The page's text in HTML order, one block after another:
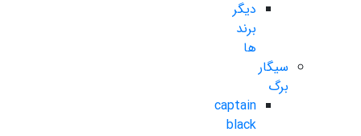
دیگر
برند
ها
سیگار
برگ
captain
black